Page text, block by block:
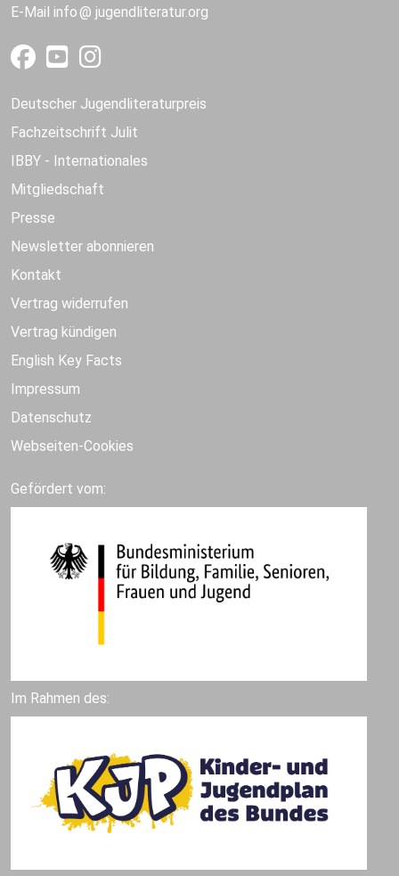
E-Mail info jugendliteratur.org
Deutscher Jugendliteraturpreis
Fachzeitschrift Julit
IBBY - Internationales
Mitgliedschaft
Presse
Newsletter abonnieren
Kontakt
Vertrag widerrufen
Vertrag kündigen
English Key Facts
Impressum
Datenschutz
Webseiten-Cookies
Gefördert vom:
Im Rahmen des: